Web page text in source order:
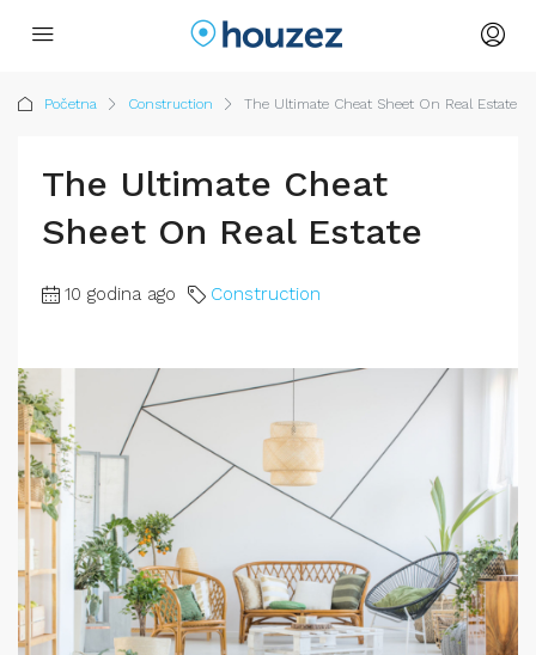
Početna Construction The Ultimate Cheat Sheet On Real Estate
The Ultimate Cheat
Sheet On Real Estate
10 godina ago Construction